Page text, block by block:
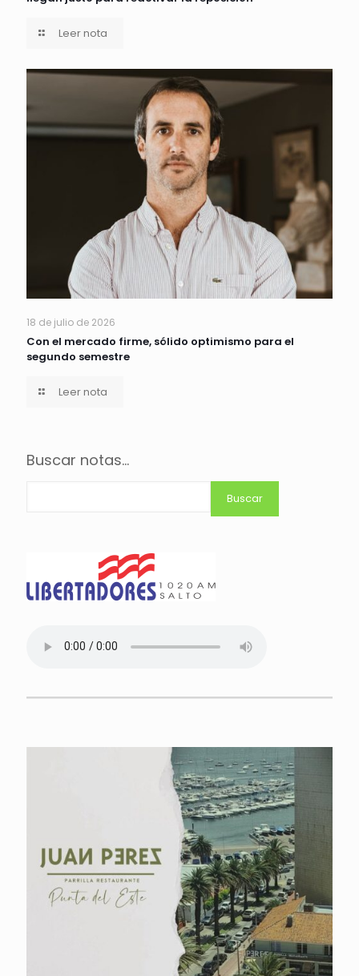
Leer nota
18 de julio de 2026
Con el mercado firme, sólido optimismo para el
segundo semestre
Leer nota
Buscar notas...
Buscar